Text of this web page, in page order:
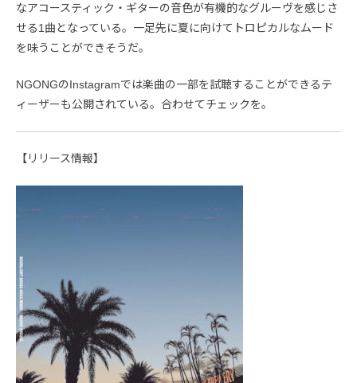
なアコースティック・ギターの音色が有機的なグルーヴを感じさ
せる1曲となっている。一足先に夏に向けてトロピカルなムード
を味うことができそうだ。
NGONGのInstagramでは楽曲の一部を試聴することができるテ
ィーザーも公開されている。合わせてチェックを。
【リリース情報】